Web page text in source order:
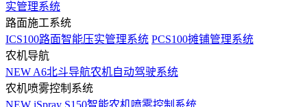
实管理系统
路面施工系统
ICS100路面智能压实管理系统 PCS100摊铺管理系统
农机导航
NEW A6北斗导航农机自动驾驶系统
农机喷雾控制系统
NEW iSpray S150智能农机喷雾控制系统